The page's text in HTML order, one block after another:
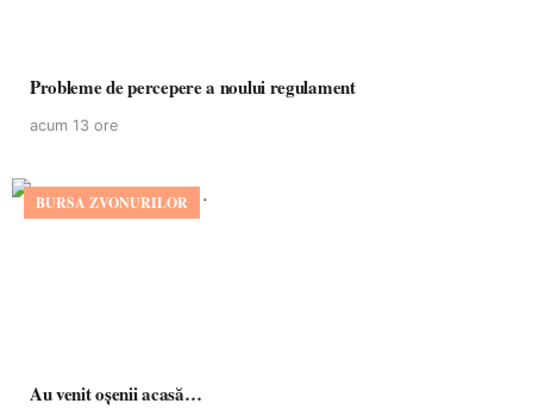
Probleme de percepere a noului regulament
acum 13 ore
BURSA ZVONURILOR
Au venit oșenii acasă…